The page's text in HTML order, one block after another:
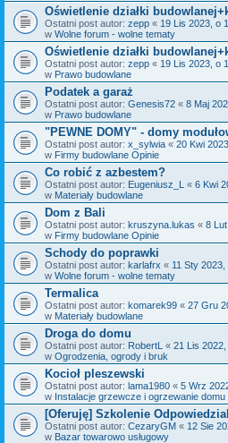
Oświetlenie działki
Ostatni post autor: zepp « 19 Lis 2023, o
w Wolne forum - wolne tematy
Oświetlenie działki
Ostatni post autor: zepp « 19 Lis 2023, o
w Prawo budowlane
Podatek a garaż
Ostatni post autor: Genesis72 « 8 Maj
w Prawo budowlane
"PEWNE DOMY" - domy
Ostatni post autor: x_sylwia « 20 Kwi
w Firmy budowlane Opinie
Co robić z azbestem?
Ostatni post autor: Eugeniusz_L « 6 Kwi
w Materiały budowlane
Dom z Bali
Ostatni post autor: kruszyna.lukas « 8
w Firmy budowlane Opinie
Schody do poprawki
Ostatni post autor: karlafrx « 11 Sty 2023,
w Wolne forum - wolne tematy
Termalica
Ostatni post autor: komarek99 « 27 Gru
w Materiały budowlane
Droga do domu
Ostatni post autor: RobertL « 21 Lis
w Ogrodzenia, ogrody i bruk
Kocioł pleszewski
Ostatni post autor: lama1980 « 5 Wrz
w Instalacje grzewcze i ogrzewanie domu
[Oferuję] Szkolenie
Ostatni post autor: CezaryGM « 12 Sie
w Bazar towarowo usługowy